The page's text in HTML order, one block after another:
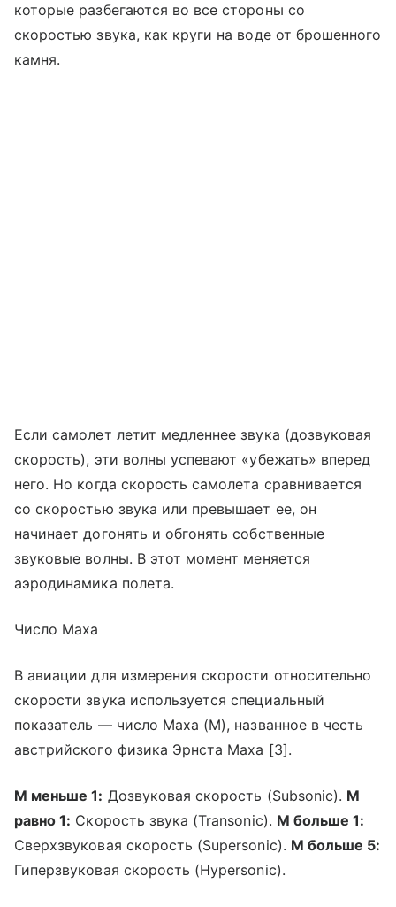
которые разбегаются во все стороны со
скоростью звука, как круги на воде от брошенного
камня.
Если самолет летит медленнее звука (дозвуковая
скорость), эти волны успевают «убежать» вперед
него. Но когда скорость самолета сравнивается
со скоростью звука или превышает ее, он
начинает догонять и обгонять собственные
звуковые волны. В этот момент меняется
аэродинамика полета.
Число Маха
В авиации для измерения скорости относительно
скорости звука используется специальный
показатель — число Маха (M), названное в честь
австрийского физика Эрнста Маха [3].
М меньше 1: Дозвуковая скорость (Subsonic). М
равно 1: Скорость звука (Transonic). М больше 1:
Сверхзвуковая скорость (Supersonic). М больше 5:
Гиперзвуковая скорость (Hypersonic).